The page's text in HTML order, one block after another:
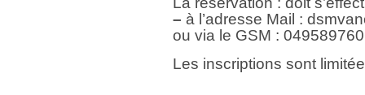
– à l’adresse Mail :
ou via le GSM :
Les inscriptions sont